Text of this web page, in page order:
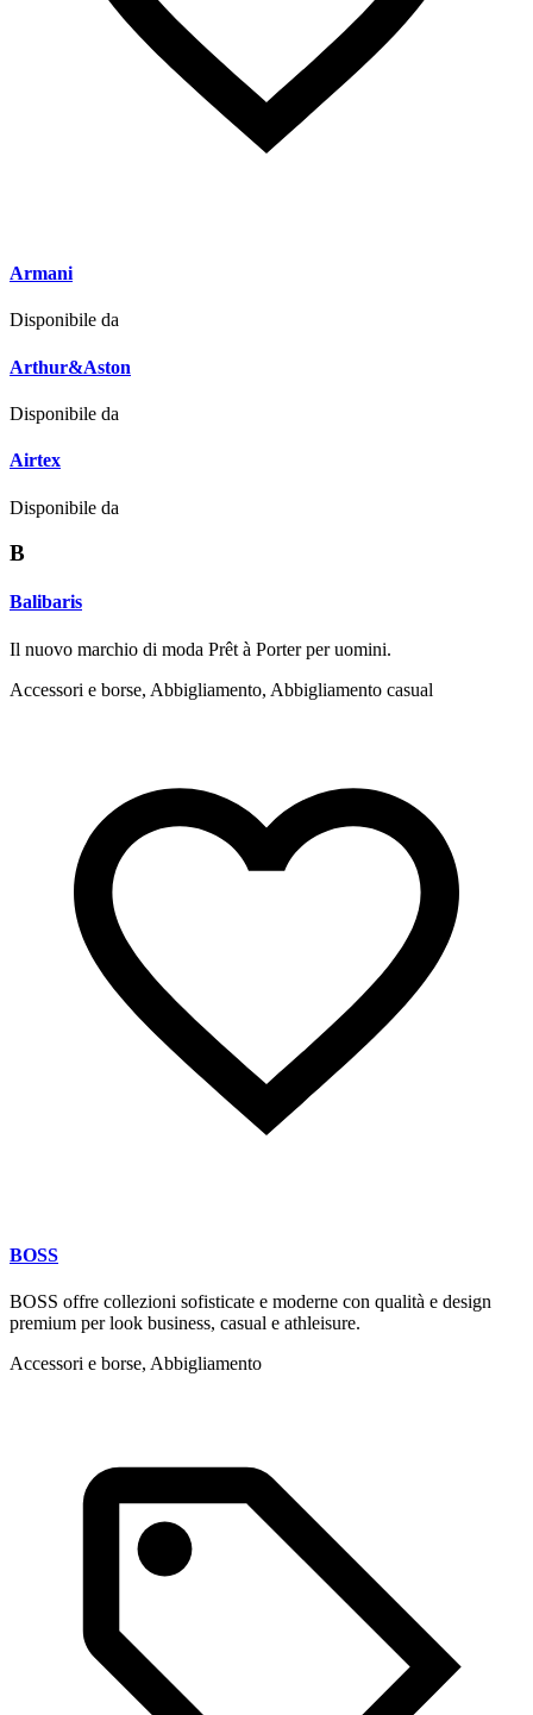
Armani
Disponibile da
Arthur&Aston
Disponibile da
Airtex
Disponibile da
B
Balibaris
Il nuovo marchio di moda Prêt à Porter per uomini.
Accessori e borse, Abbigliamento, Abbigliamento casual
BOSS
BOSS offre collezioni sofisticate e moderne con qualità e design
premium per look business, casual e athleisure.
Accessori e borse, Abbigliamento